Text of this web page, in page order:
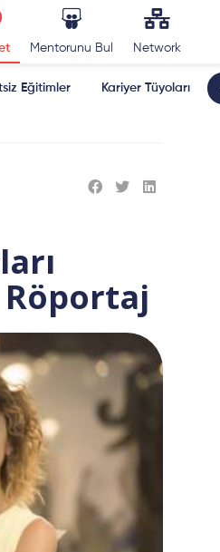
Mentorunu Bul Network
Eğitimler Kariyer Tüyoları